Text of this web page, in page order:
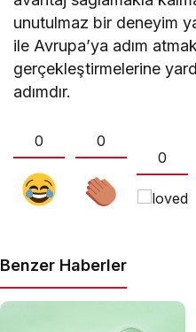
unutulmaz bir deneyim
ile Avrupa’ya adım
gerçekleştirmelerine
adımdır.
0
0
0
Benzer Haberler